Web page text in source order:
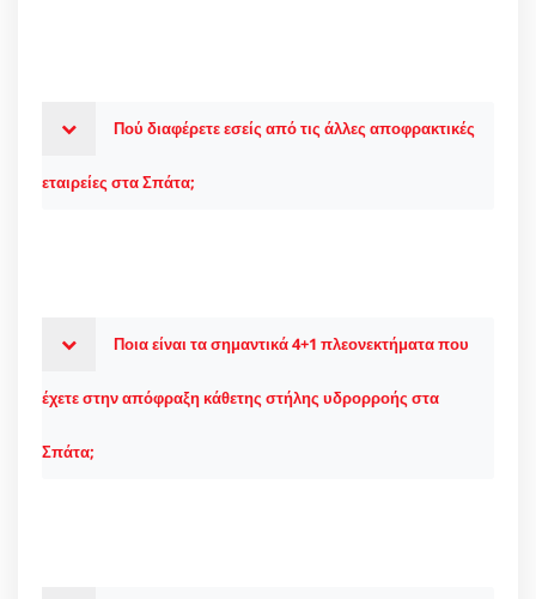
Πού διαφέρετε εσείς από τις άλλες αποφρακτικές
εταιρείες στα Σπάτα;
Ποια είναι τα σημαντικά 4+1 πλεονεκτήματα που
έχετε στην απόφραξη κάθετης στήλης υδρορροής στα
Σπάτα;